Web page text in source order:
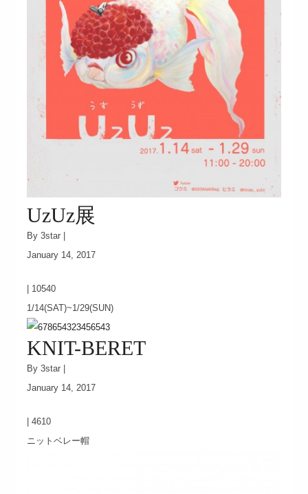
UzUz展
By 3star |
January 14, 2017
10540
1/14(SAT)~1/29(SUN)
KNIT-BERET
By 3star |
January 14, 2017
4610
ニットベレー帽